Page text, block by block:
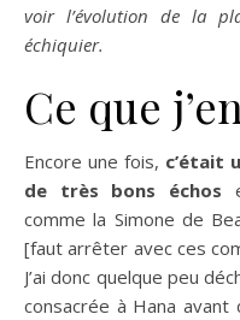
voir l’évolution de la
échiquier.
Ce que
Encore une fois, c’était
de très bons échos
comme la Simone de
[faut arrêter avec ces
J’ai donc quelque peu
consacrée à Hana